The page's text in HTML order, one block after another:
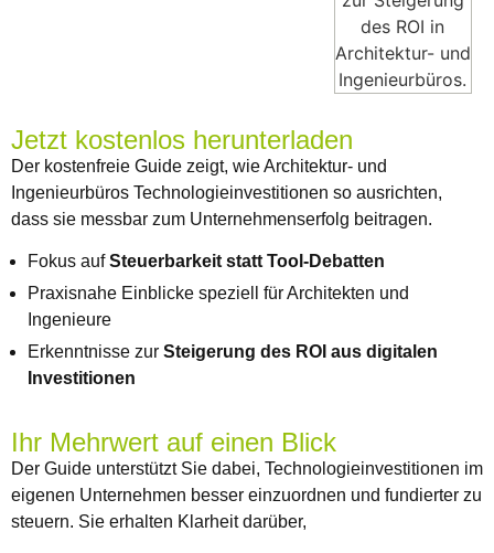
Jetzt kostenlos herunterladen
Der kostenfreie Guide zeigt, wie Architektur- und
Ingenieurbüros Technologieinvestitionen so ausrichten,
dass sie messbar zum Unternehmenserfolg beitragen.
Fokus aufSteuerbarkeit statt Tool-Debatten
Praxisnahe Einblicke speziell für Architekten und
Ingenieure
Erkenntnisse zur Steigerung des ROI aus digitalen
Investitionen
Ihr Mehrwert auf einen Blick
Der Guide unterstützt Sie dabei, Technologieinvestitionen im
eigenen Unternehmen besser einzuordnen und fundierter zu
steuern. Sie erhalten Klarheit darüber,